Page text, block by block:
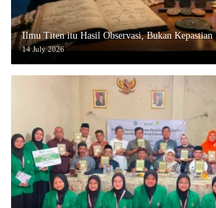
Ilmu Titen itu Hasil Observasi, Bukan Kepastian
14 July 2026